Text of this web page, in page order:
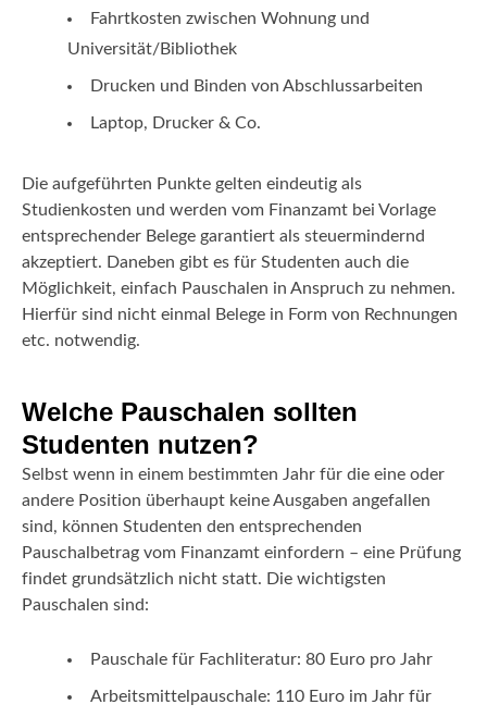
Fahrtkosten zwischen Wohnung und
Universität/Bibliothek
Drucken und Binden von Abschlussarbeiten
Laptop, Drucker & Co.
Die aufgeführten Punkte gelten eindeutig als
Studienkosten und werden vom Finanzamt bei Vorlage
entsprechender Belege garantiert als steuermindernd
akzeptiert. Daneben gibt es für Studenten auch die
Möglichkeit, einfach Pauschalen in Anspruch zu nehmen.
Hierfür sind nicht einmal Belege in Form von Rechnungen
etc. notwendig.
Welche Pauschalen sollten
Studenten nutzen?
Selbst wenn in einem bestimmten Jahr für die eine oder
andere Position überhaupt keine Ausgaben angefallen
sind, können Studenten den entsprechenden
Pauschalbetrag vom Finanzamt einfordern – eine Prüfung
findet grundsätzlich nicht statt. Die wichtigsten
Pauschalen sind:
Pauschale für Fachliteratur: 80 Euro pro Jahr
Arbeitsmittelpauschale: 110 Euro im Jahr für